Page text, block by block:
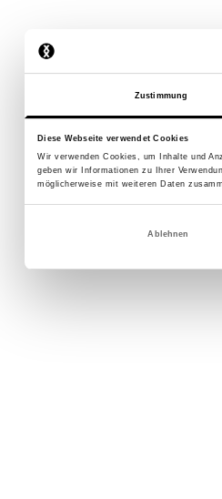
Zustimmung
Diese Webseite verwendet Cookies
Wir verwenden Cookies, um Inhalte und
geben wir Informationen zu Ihrer
möglicherweise mit weiteren Daten
Ablehnen